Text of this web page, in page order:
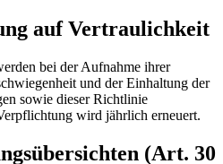
auf Vertraulichkeit
bei der Aufnahme ihrer
und der Einhaltung der
sowie dieser Richtlinie
wird jährlich erneuert.
(Art. 30